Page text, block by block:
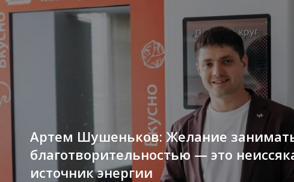
Артем Шушеньков: Желание
благотворительностью — это
источник энергии